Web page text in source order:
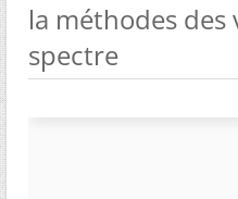
la méthodes des
spectre